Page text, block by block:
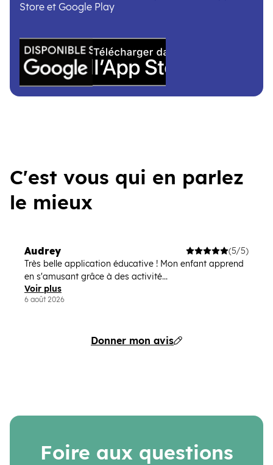
Store et Google Play
C'est vous qui en parlez
le mieux
Audrey
(5/5)
Très belle application éducative ! Mon enfant apprend
en s'amusant grâce à des activité...
Voir plus
6 août 2026
Donner mon avis
Foire aux questions